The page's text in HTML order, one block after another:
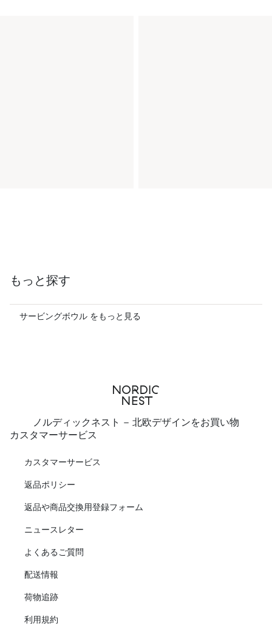
もっと探す
サービングボウル をもっと見る
ノルディックネスト - 北欧デザインをお買い物
カスタマーサービス
カスタマーサービス
返品ポリシー
返品や商品交換用登録フォーム
ニュースレター
よくあるご質問
配送情報
荷物追跡
利用規約